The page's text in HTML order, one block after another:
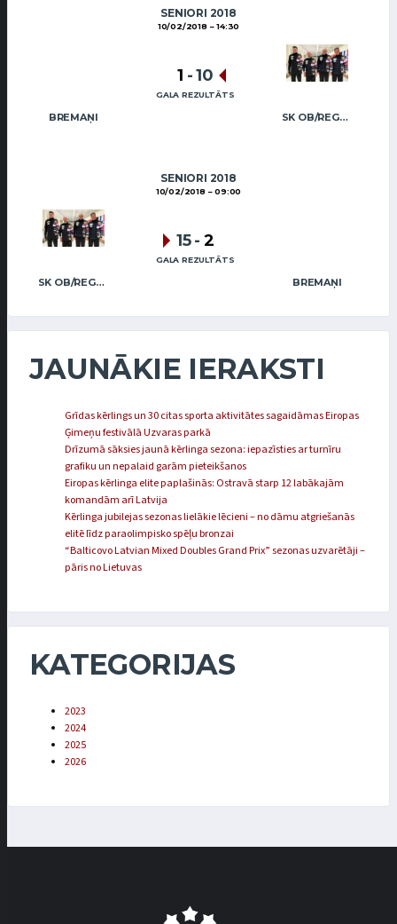
SENIORI 2018
10/02/2018 14:30
BREMAŅI SK OB/REGŽA MEN
1 - 10
GALA REZULTĀTS
SENIORI 2018
10/02/2018 09:00
SK OB/REGŽA MEN BREMAŅI
15- 2
GALA REZULTĀTS
JAUNĀKIE IERAKSTI
Grīdas kērlings un 30 citas sporta aktivitātes sagaidāmas Eiropas
Ģimeņu festivālā Uzvaras parkā
Drīzumā sāksies jaunā kērlinga sezona: iepazīsties ar turnīru
grafiku un nepalaid garām pieteikšanos
Eiropas kērlinga elite paplašinās: Ostravā starp 12 labākajām
komandām arī Latvija
Kērlinga jubilejas sezonas lielākie lēcieni – no dāmu atgriešanās
elitē līdz paraolimpisko spēļu bronzai
“Balticovo Latvian Mixed Doubles Grand Prix” sezonas uzvarētāji –
pāris no Lietuvas
KATEGORIJAS
2023
2024
2025
2026